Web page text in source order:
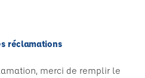
réclamations
merci de remplir le